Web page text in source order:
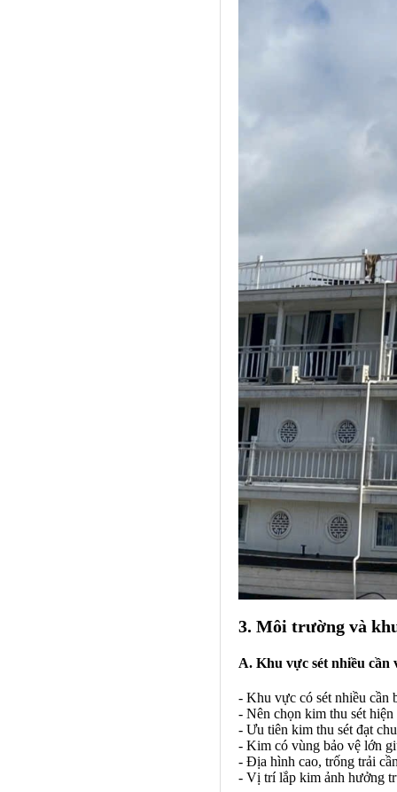
3. Môi trường và
A. Khu vực sét nhiều cần
- Khu vực có sét nhiều cần
- Nên chọn kim thu sét
- Ưu tiên kim thu sét đạt
- Kim có vùng bảo vệ lớn
- Địa hình cao, trống trải
- Vị trí lắp kim ảnh hưởng